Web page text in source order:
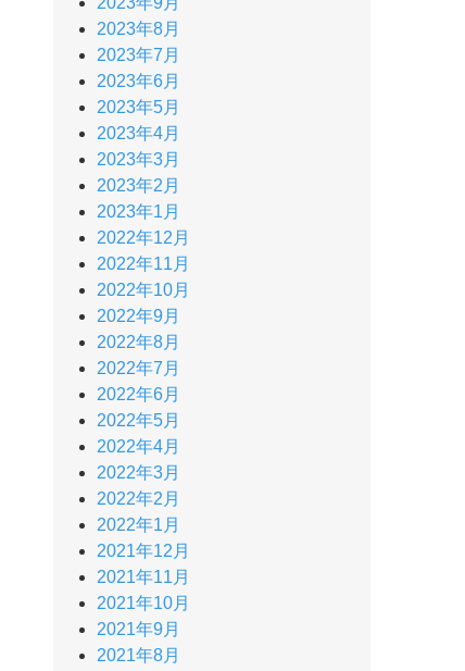
2023年8月
2023年7月
2023年6月
2023年5月
2023年4月
2023年3月
2023年2月
2023年1月
2022年12月
2022年11月
2022年10月
2022年9月
2022年8月
2022年7月
2022年6月
2022年5月
2022年4月
2022年3月
2022年2月
2022年1月
2021年12月
2021年11月
2021年10月
2021年9月
2021年8月